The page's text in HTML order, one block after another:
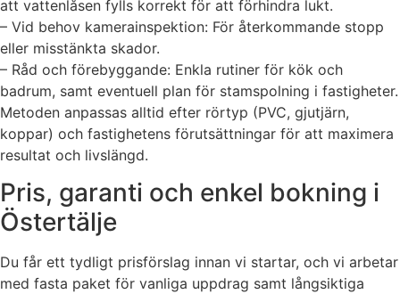
att vattenlåsen fylls korrekt för att förhindra lukt.
– Vid behov kamerainspektion: För återkommande stopp
eller misstänkta skador.
– Råd och förebyggande: Enkla rutiner för kök och
badrum, samt eventuell plan för stamspolning i fastigheter.
Metoden anpassas alltid efter rörtyp (PVC, gjutjärn,
koppar) och fastighetens förutsättningar för att maximera
resultat och livslängd.
Pris, garanti och enkel bokning i
Östertälje
Du får ett tydligt prisförslag innan vi startar, och vi arbetar
med fasta paket för vanliga uppdrag samt långsiktiga